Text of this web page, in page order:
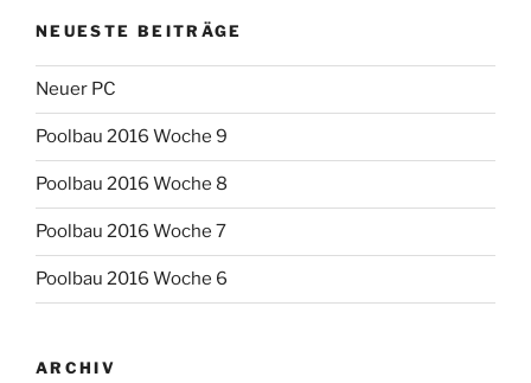
NEUESTE BEITRÄGE
Neuer PC
Poolbau 2016 Woche 9
Poolbau 2016 Woche 8
Poolbau 2016 Woche 7
Poolbau 2016 Woche 6
ARCHIV